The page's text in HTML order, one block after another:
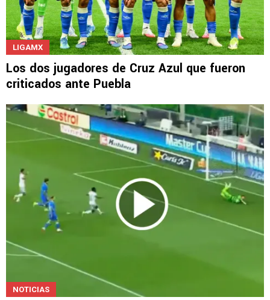
LIGAMX
Los dos jugadores de Cruz Azul que fueron
criticados ante Puebla
NOTICIAS